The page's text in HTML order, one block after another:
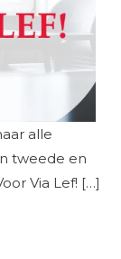
alle
tweede en
Via Lef! […]